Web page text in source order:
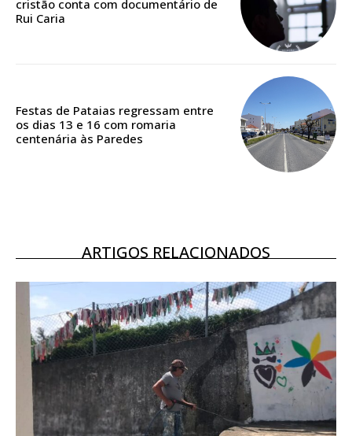
Acesso aos conteúdos Exclusivos para
Escolha o plano
16€
12 meses
Acesso ao conteúdo online
Acesso aos conteúdos Exclusivos para
assinantes
Ofertas para assinatura anual
cristão conta com documentário de
Rui Caria
Festas de Pataias regressam entre
os dias 13 e 16 com romaria
centenária às Paredes
ARTIGOS RELACIONADOS